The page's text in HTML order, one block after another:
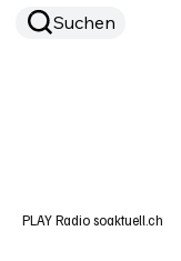
Suchen
PLAY Radio soaktuell.ch